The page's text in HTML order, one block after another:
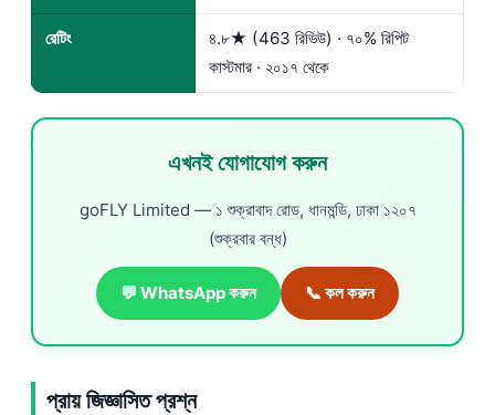
রেটিং
৪.৮★ (463 রিভিউ) · ৭০% রিপিট
কাস্টমার · ২০১৭ থেকে
এখনই যোগাযোগ করুন
goFLY Limited — ১ শুক্রাবাদ রোড, ধানমন্ডি, ঢাকা ১২০৭
(শুক্রবার বন্ধ)
💬 WhatsApp করুন 📞 কল করুন
প্রায় জিজ্ঞাসিত প্রশ্ন